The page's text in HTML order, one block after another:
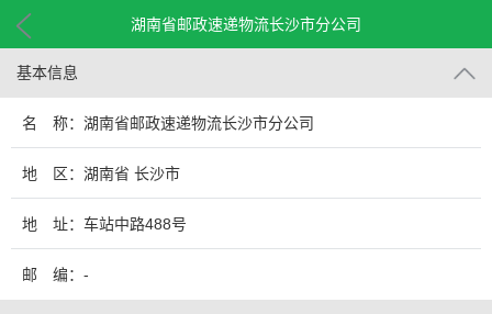
湖南省邮政速递物流长沙市分公司
基本信息
名 称：湖南省邮政速递物流长沙市分公司
地 区：湖南省 长沙市
地 址：车站中路488号
邮 编：-